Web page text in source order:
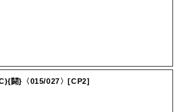
闘}〈015/027〉[CP2]